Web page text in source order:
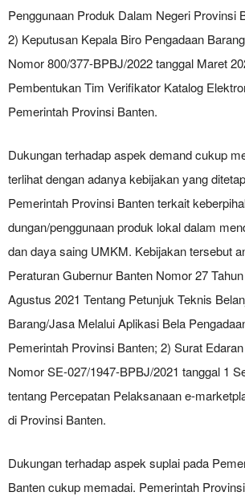
Penggunaan Produk Dalam Negeri Provinsi
2) Keputusan Kepala Biro Pengadaan
Nomor 800/377-BPBJ/2022 tanggal Maret
Pembentukan Tim Verifikator Katalog
Pemerintah Provinsi Banten.
Dukungan terhadap aspek demand cukup
terlihat dengan adanya kebijakan yang
Pemerintah Provinsi Banten terkait
dungan/penggunaan produk lokal dalam
dan daya saing UMKM. Kebijakan tersebut
Peraturan Gubernur Banten Nomor 27
Agustus 2021 Tentang Petunjuk Teknis
Barang/Jasa Melalui Aplikasi Bela
Pemerintah Provinsi Banten; 2) Surat
Nomor SE-027/1947-BPBJ/2021 tanggal 1
tentang Percepatan Pelaksanaan e-
di Provinsi Banten.
Dukungan terhadap aspek suplai pada
Banten cukup memadai. Pemerintah